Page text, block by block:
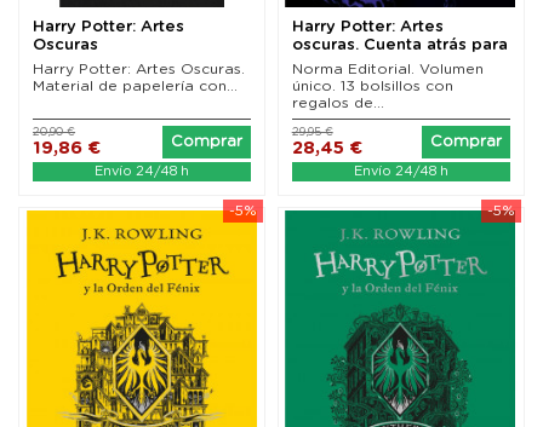
Harry Potter: Artes
Oscuras
Harry Potter: Artes Oscuras.
Material de papelería con...
19,86 €
20,90 €
Comprar
Envío 24/48 h
Harry Potter: Artes
oscuras. Cuenta atrás para
Halloween
Norma Editorial. Volumen
único. 13 bolsillos con
regalos de...
28,45 €
29,95 €
Comprar
Envío 24/48 h
-5% -5%